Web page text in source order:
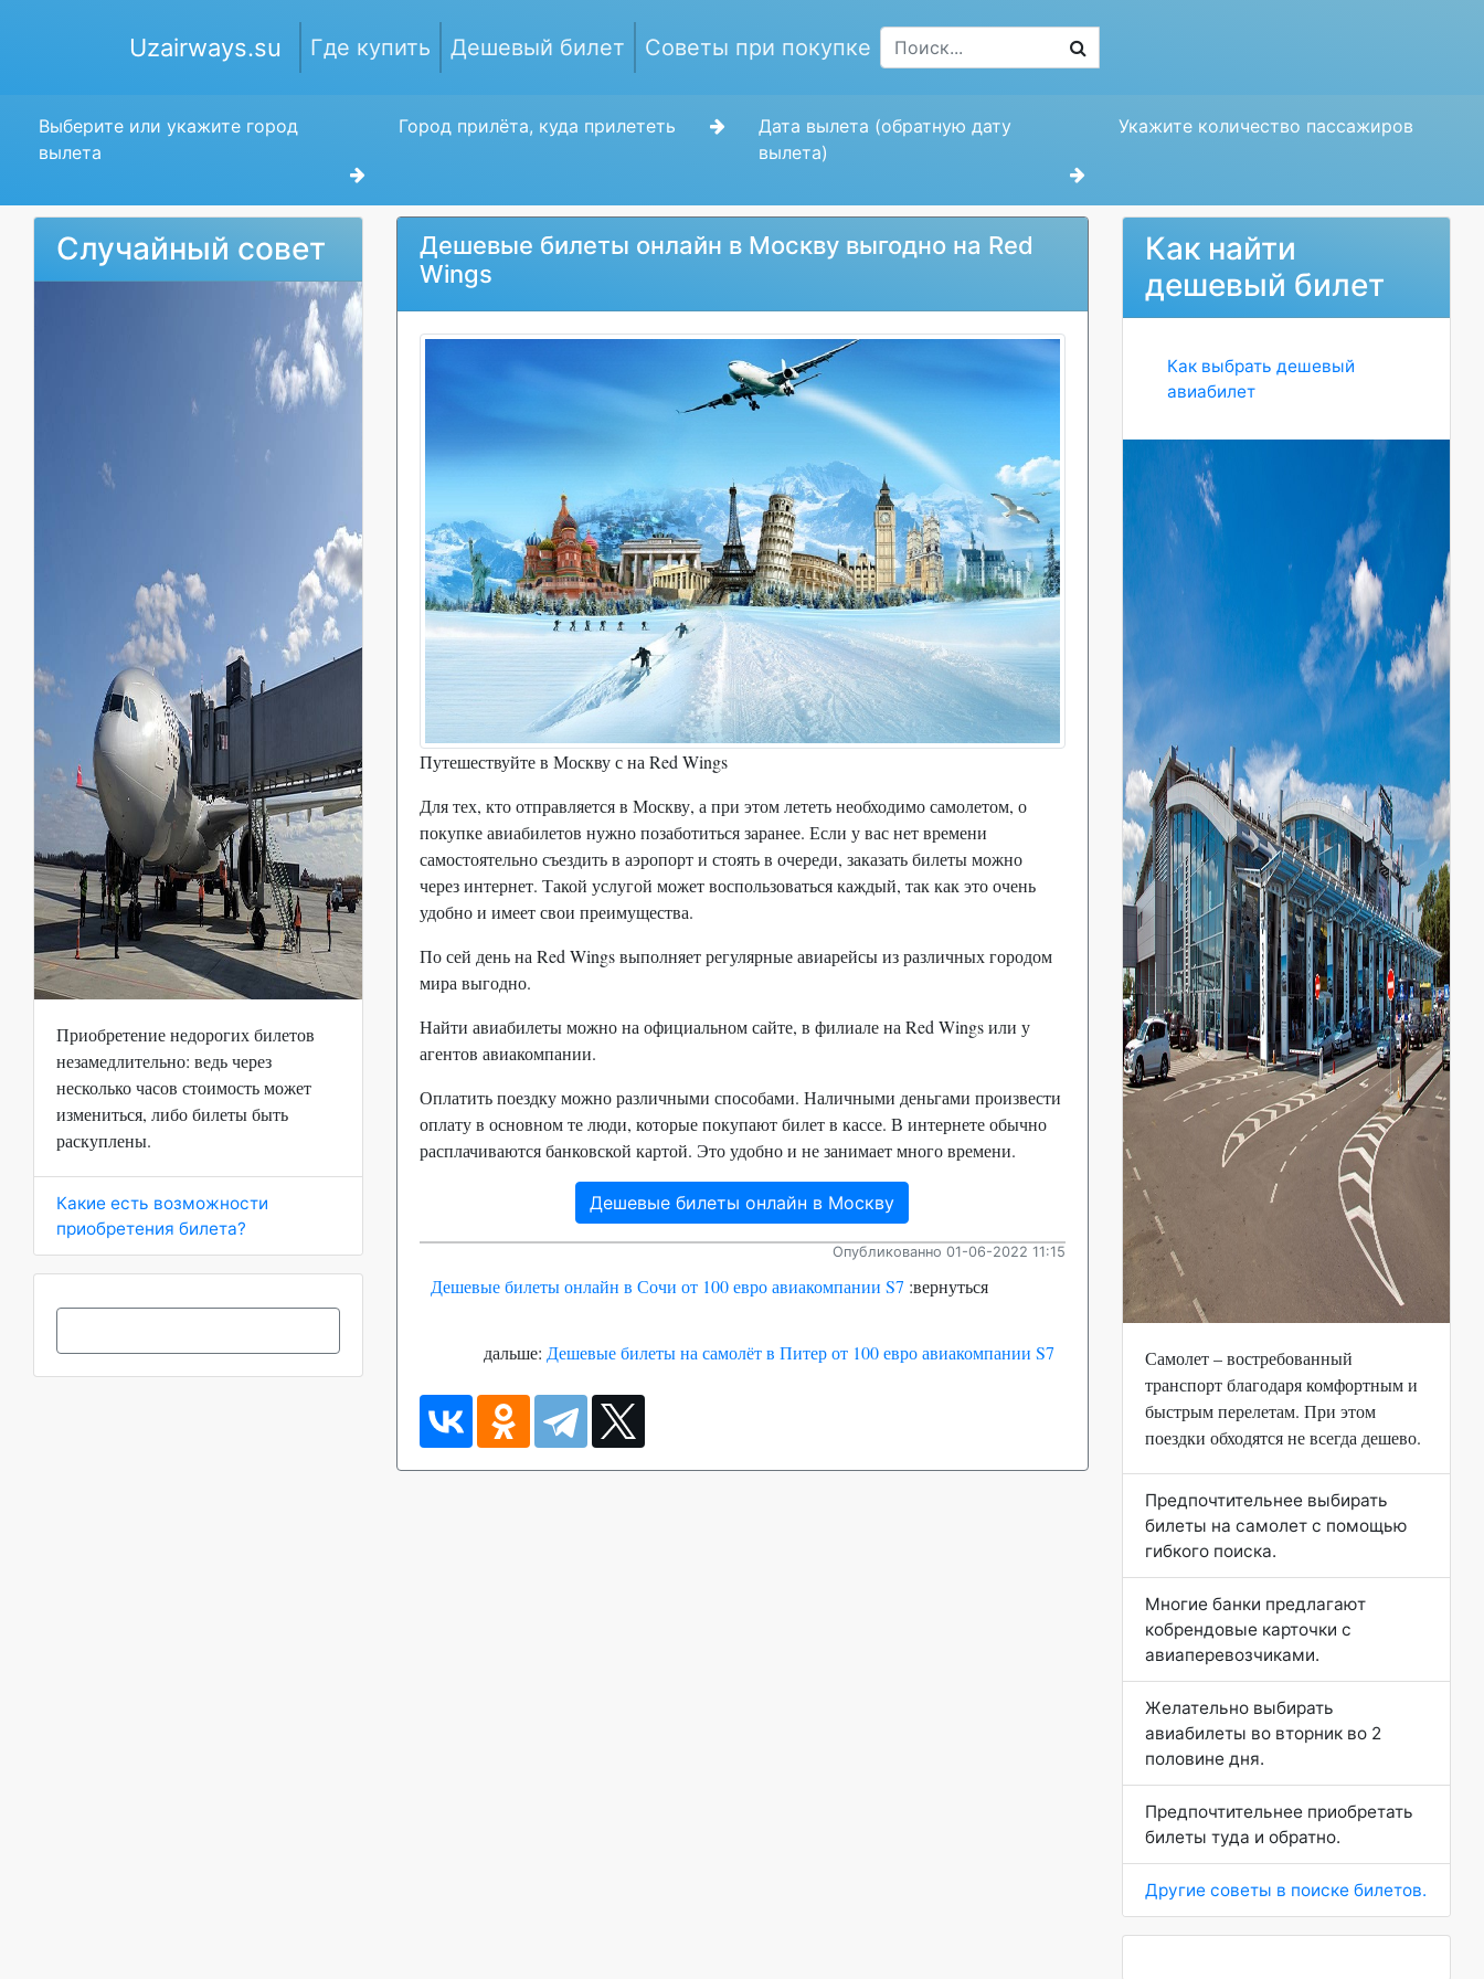
Uzairways.su Где купить Дешевый билет Советы при покупке
Выберите или укажите город
вылета
Город прилёта, куда прилететь
Дата вылета (обратную дату
вылета)
Укажите количество пассажиров
Случайный совет
Приобретение недорогих билетов
незамедлительно: ведь через
несколько часов стоимость может
измениться, либо билеты быть
раскуплены.
Какие есть возможности
приобретения билета?
Дешевые билеты онлайн в Москву выгодно на Red
Wings
Путешествуйте в Москву с на Red Wings
Для тех, кто отправляется в Москву, а при этом лететь необходимо самолетом, о
покупке авиабилетов нужно позаботиться заранее. Если у вас нет времени
самостоятельно съездить в аэропорт и стоять в очереди, заказать билеты можно
через интернет. Такой услугой может воспользоваться каждый, так как это очень
удобно и имеет свои преимущества.
По сей день на Red Wings выполняет регулярные авиарейсы из различных городом
мира выгодно.
Найти авиабилеты можно на официальном сайте, в филиале на Red Wings или у
агентов авиакомпании.
Оплатить поездку можно различными способами. Наличными деньгами произвести
оплату в основном те люди, которые покупают билет в кассе. В интернете обычно
расплачиваются банковской картой. Это удобно и не занимает много времени.
Дешевые билеты онлайн в Москву
Опубликованно 01-06-2022 11:15
Дешевые билеты онлайн в Сочи от 100 евро авиакомпании S7 :вернуться
дальше: Дешевые билеты на самолёт в Питер от 100 евро авиакомпании S7
Как найти
дешевый билет
Как выбрать дешевый
авиабилет
Самолет – востребованный
транспорт благодаря комфортным и
быстрым перелетам. При этом
поездки обходятся не всегда дешево.
Предпочтительнее выбирать
билеты на самолет с помощью
гибкого поиска.
Многие банки предлагают
кобрендовые карточки с
авиаперевозчиками.
Желательно выбирать
авиабилеты во вторник во 2
половине дня.
Предпочтительнее приобретать
билеты туда и обратно.
Другие советы в поиске билетов.